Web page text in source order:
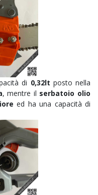
di 0,32lt posto nella
, mentre il serbatoio olio
ed ha una capacità di